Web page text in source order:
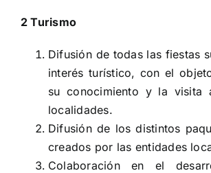
2 Turismo
Difusión de todas las fiestas
interés turístico, con el
su conocimiento y la visita
localidades.
Difusión de los distintos
creados por las entidades
Colaboración en el